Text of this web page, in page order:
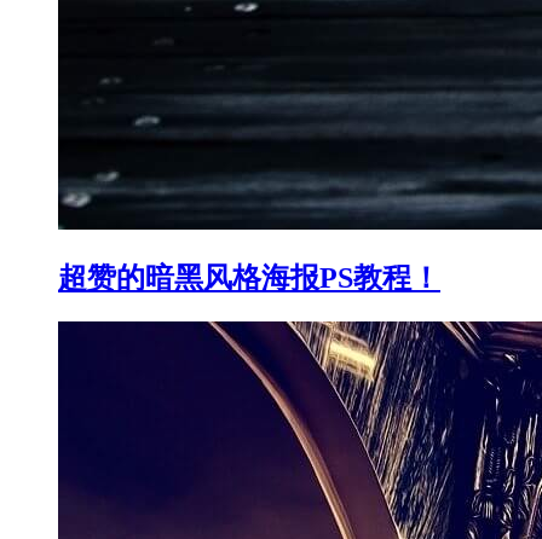
超赞的暗黑风格海报PS教程！